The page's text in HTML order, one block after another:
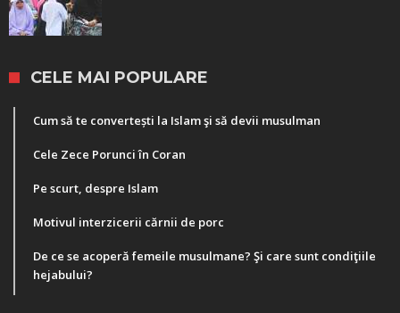
CELE MAI POPULARE
Cum să te convertești la Islam şi să devii musulman
Cele Zece Porunci în Coran
Pe scurt, despre Islam
Motivul interzicerii cărnii de porc
De ce se acoperă femeile musulmane? Şi care sunt condiţiile
hejabului?